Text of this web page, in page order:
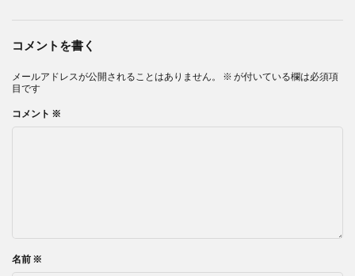
コメントを書く
メールアドレスが公開されることはありません。 ※ が付いている欄は必須項
目です
コメント ※
名前 ※